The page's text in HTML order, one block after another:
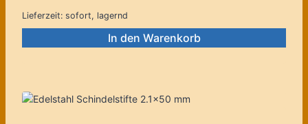
Lieferzeit: sofort, lagernd
In den Warenkorb